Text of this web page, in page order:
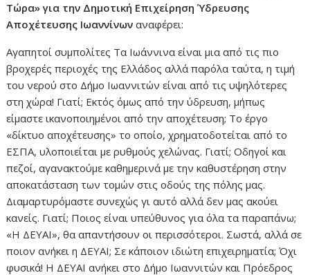
Τώρα» για την Δημοτική Επιχείρηση Ύδρευσης
Αποχέτευσης Ιωαννίνων αναφέρει:
Αγαπητοί συμπολίτες Τα Ιωάννινα είναι μια από τις πιο
βροχερές περιοχές της Ελλάδος αλλά παρόλα ταύτα, η τιμή
του νερού στο Δήμο Ιωαννιτών είναι από τις υψηλότερες
στη χώρα! Γιατί; Εκτός όμως από την ύδρευση, μήπως
είμαστε ικανοποιημένοι από την αποχέτευση; Το έργο
«δίκτυο αποχέτευσης» το οποίο, χρηματοδοτείται από το
ΕΣΠΑ, υλοποιείται με ρυθμούς χελώνας. Γιατί; Οδηγοί και
πεζοί, αγανακτούμε καθημερινά με την καθυστέρηση στην
αποκατάσταση των τομών στις οδούς της πόλης μας.
Διαμαρτυρόμαστε συνεχώς γι αυτό αλλά δεν μας ακούει
κανείς. Γιατί; Ποιος είναι υπεύθυνος για όλα τα παραπάνω;
«Η ΔΕΥΑΙ», θα απαντήσουν οι περισσότεροι. Σωστά, αλλά σε
ποιον ανήκει η ΔΕΥΑΙ; Σε κάποιον ιδιώτη επιχειρηματία; Όχι
φυσικά! Η ΔΕΥΑΙ ανήκει στο Δήμο Ιωαννιτών και Πρόεδρος